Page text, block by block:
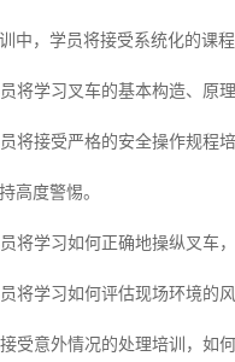
中，学员将接受系统化的课
将学习叉车的基本构造、原
将接受严格的安全操作规程
高度警惕。
将学习如何正确地操纵叉车
将学习如何评估现场环境的
受意外情况的处理培训，如